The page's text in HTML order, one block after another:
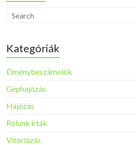
Kategóriák
Élménybeszámolók
Géphajózás
Hajózás
Rólunk írták
Vitorlázás